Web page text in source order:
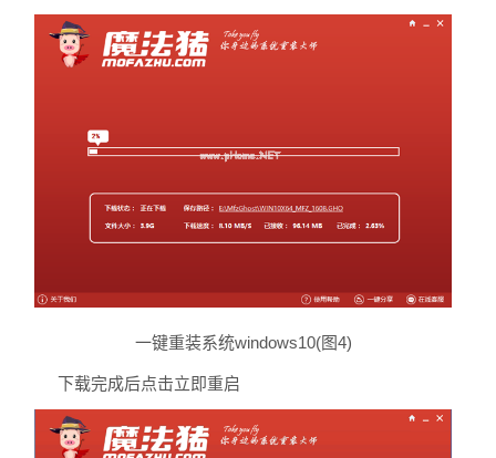
一键重装系统windows10(图4)
下载完成后点击立即重启